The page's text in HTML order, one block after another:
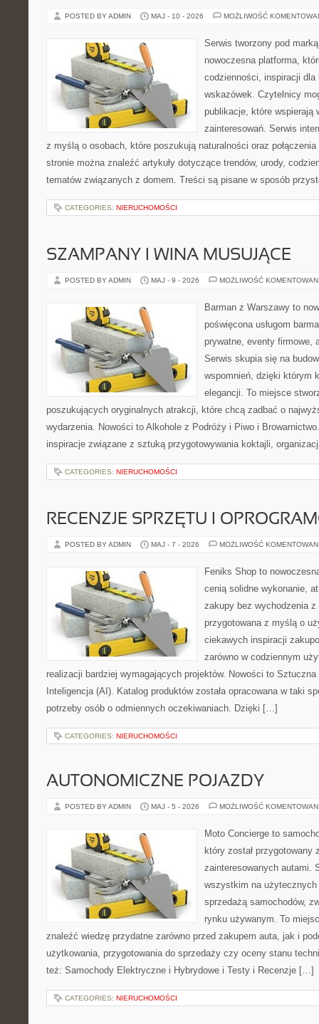
POSTED BY ADMIN MAJ - 10 - 2026 MOŻLIWOŚĆ
Serwis tworzony pod
nowoczesna platforma,
codzienności, inspiracji
wskazówek. Czytelnicy
publikacje, które wspierają
zainteresowań. Serwis
z myślą o osobach, które poszukują naturalności oraz
stronie można znaleźć artykuły dotyczące trendów, urody,
tematów związanych z domem. Treści są pisane w sposób
CATEGORIES: NIERUCHOMOŚCI
SZAMPANY I WINA MUSUJĄCE
POSTED BY ADMIN MAJ - 9 - 2026 MOŻLIWOŚĆ
Barman z Warszawy to
poświęcona usługom
prywatne, eventy firmowe,
Serwis skupia się na
wspomnień, dzięki którym
elegancji. To miejsce
poszukujących oryginalnych atrakcji, które chcą zadbać o
wydarzenia. Nowości to Alkohole z Podróży i Piwo i
inspiracje związane z sztuką przygotowywania koktajli,
CATEGORIES: NIERUCHOMOŚCI
RECENZJE SPRZĘTU I
POSTED BY ADMIN MAJ - 7 - 2026 MOŻLIWOŚĆ
Feniks Shop to
cenią solidne wykonanie,
zakupy bez wychodzenia z
przygotowana z myślą o
ciekawych inspiracji
zarówno w codziennym
realizacji bardziej wymagających projektów. Nowości to
Inteligencja (AI). Katalog produktów została opracowana w taki
potrzeby osób o odmiennych oczekiwaniach. Dzięki […]
CATEGORIES: NIERUCHOMOŚCI
AUTONOMICZNE POJAZDY
POSTED BY ADMIN MAJ - 5 - 2026 MOŻLIWOŚĆ
Moto Concierge to
który został przygotowany
zainteresowanych autami.
wszystkim na
sprzedażą samochodów,
rynku używanym. To
znaleźć wiedzę przydatne zarówno przed zakupem auta, jak i
użytkowania, przygotowania do sprzedaży czy oceny stanu
też: Samochody Elektryczne i Hybrydowe i Testy i Recenzje […]
CATEGORIES: NIERUCHOMOŚCI